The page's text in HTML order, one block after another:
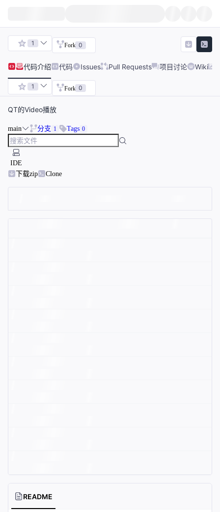
1 Fork 0
代码介绍 代码 Issues Pull Requests 项目讨论 Wiki
1 Fork 0
QT的Video播放
main 分支 1 Tags 0
IDE
下载zip
Clone
README